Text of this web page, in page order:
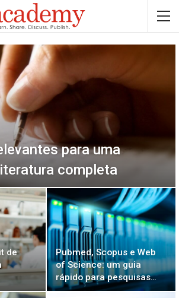
para uma
completa
de
Pubmed, Scopus e Web
of Science: um guia
rápido para pesquisas…